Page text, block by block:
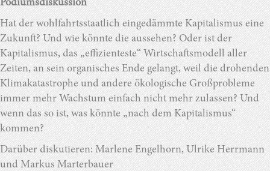
Podiumsdiskussion
Hat der wohlfahrtsstaatlich eingedämmte Kapitalismus eine
Zukunft? Und wie könnte die aussehen? Oder ist der
Kapitalismus, das „effizienteste“ Wirtschaftsmodell aller
Zeiten, an sein organisches Ende gelangt, weil die drohenden
Klimakatastrophe und andere ökologische Großprobleme
immer mehr Wachstum einfach nicht mehr zulassen? Und
wenn das so ist, was könnte „nach dem Kapitalismus“
kommen?
Darüber diskutieren: Marlene Engelhorn, Ulrike Herrmann
und Markus Marterbauer